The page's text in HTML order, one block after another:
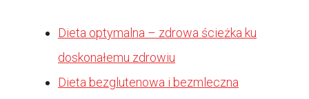
Dieta optymalna – zdrowa ścieżka ku
doskonałemu zdrowiu
Dieta bezglutenowa i bezmleczna